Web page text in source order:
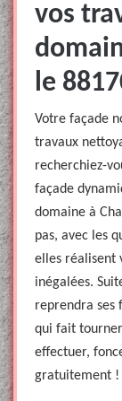
vos
le
Votre façade
travaux
recherchiez-
façade
domaine à
pas, avec les
elles réalisent
inégalées.
reprendra ses
qui fait tourner
effectuer,
gratuitement !